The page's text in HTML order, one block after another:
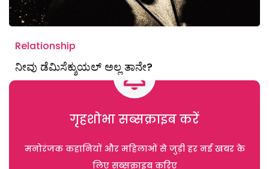
Relationship
ನೀವು ಡೆಮಿಸೆಕ್ಶುಯಲ್ ಅಲ್ಲ ತಾನೇ?
गृहशोभा सब्सक्राइब करें
मनोरंजक कहानियों और महिलाओं से जुड़ी हर नई खबर के
लिए सब्सक्राइब करिए